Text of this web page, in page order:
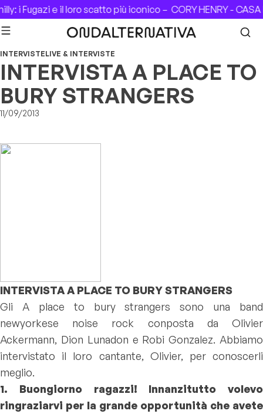
Skip to content
i Fugazi e il loro scatto più iconico – CORY HENRY - CASA
INTERVISTELIVE & INTERVISTE
INTERVISTA A PLACE TO
BURY STRANGERS
11/09/2013
INTERVISTA A PLACE TO BURY STRANGERS
Gli A place to bury strangers sono una band
newyorkese noise rock conposta da Olivier
Ackermann, Dion Lunadon e Robi Gonzalez. Abbiamo
intervistato il loro cantante, Olivier, per conoscerli
meglio.
1. Buongiorno ragazzi! Innanzitutto volevo
ringraziarvi per la grande opportunità che avete